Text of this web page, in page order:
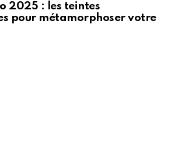
2025 : les teintes
pour métamorphoser votre